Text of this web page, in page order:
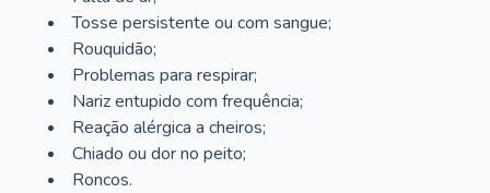
Tosse persistente ou com sangue;
Rouquidão;
Problemas para respirar;
Nariz entupido com frequência;
Reação alérgica a cheiros;
Chiado ou dor no peito;
Roncos.